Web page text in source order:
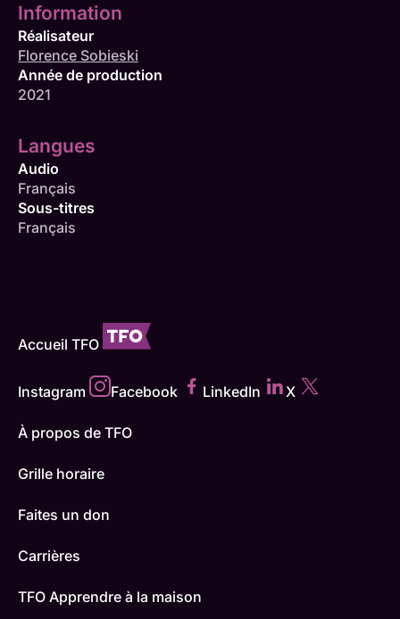
Information
Réalisateur
Florence Sobieski
Année de production
2021
Langues
Audio
Français
Sous-titres
Français
Accueil TFO
Instagram Facebook LinkedIn X
À propos de TFO
Grille horaire
Faites un don
Carrières
TFO Apprendre à la maison